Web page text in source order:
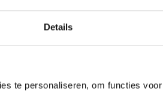
Details
te personaliseren, om functies
PRODUCT PRIJS €